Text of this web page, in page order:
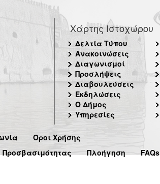
Χάρτης Ιστοχώρου
Δελτία Τύπου
Ανακοινώσεις
Διαγωνισμοί
Προσλήψεις
Διαβουλεύσεις
Εκδηλώσεις
Ο Δήμος
Υπηρεσίες
Όροι Χρήσης
Πλοήγηση FAQs